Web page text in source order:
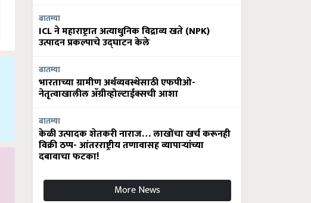
बातम्या
ICL ने महाराष्ट्रात अत्याधुनिक विद्राव्य खते (NPK)
उत्पादन प्रकल्पाचे उद्घाटन केले
बातम्या
भारताच्या ग्रामीण अर्थव्यवस्थेसाठी एफपीओ-
नेतृत्वाखालील अ‍ॅग्रीव्होल्टाईक्सची आशा
बातम्या
केळी उत्पादक शेतकरी नाराज… लाखोंचा खर्च करूनही
विक्री ठप्प- आंतरराष्ट्रीय तणावासह व्यापाऱ्यांच्या
दबावाचा फटका!
More News